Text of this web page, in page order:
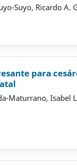
Suyo, Ricardo A.
para
Maturrano, Isabel